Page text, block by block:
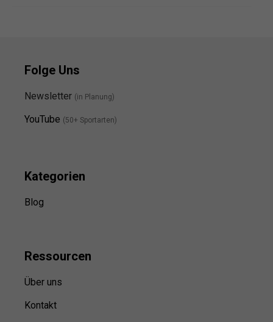
Folge Uns
Newsletter (in Planung)
YouTube (50+ Sportarten)
Kategorien
Blog
Ressourcen
Über uns
Kontakt